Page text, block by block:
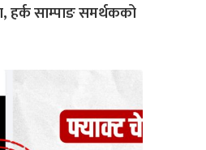
हर्क साम्पाङ समर्थकको